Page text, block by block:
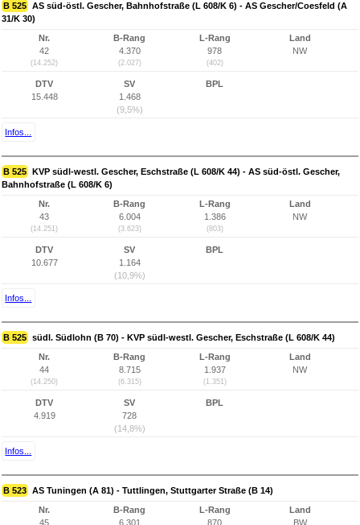
B 525 AS süd-östl. Gescher, Bahnhofstraße (L 608/K 6) - AS Gescher/Coesfeld (A
31/K 30)
Nr.
42
(14.252)
B-Rang
4.370
(2.027)
L-Rang
978
(402)
Land
NW
DTV
15.448
SV
1.468
(9,5%)
BPL
Infos...
B 525 KVP südl-westl. Gescher, Eschstraße (L 608/K 44) - AS süd-östl. Gescher,
Bahnhofstraße (L 608/K 6)
Nr.
43
(14.251)
B-Rang
6.004
(3.623)
L-Rang
1.386
(803)
Land
NW
DTV
10.677
SV
1.164
(10,9%)
BPL
Infos...
B 525 südl. Südlohn (B 70) - KVP südl-westl. Gescher, Eschstraße (L 608/K 44)
Nr.
44
(14.250)
B-Rang
8.715
(6.315)
L-Rang
1.937
(1.351)
Land
NW
DTV
4.919
SV
728
(14,8%)
BPL
Infos...
B 523 AS Tuningen (A 81) - Tuttlingen, Stuttgarter Straße (B 14)
Nr.
45
B-Rang
6.301
L-Rang
870
Land
BW